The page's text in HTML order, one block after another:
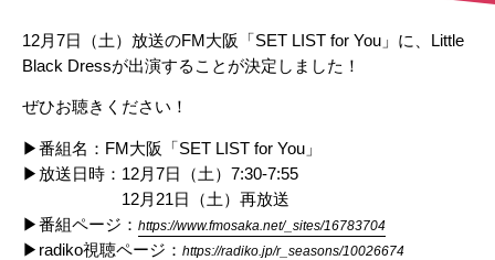
12月7日（土）放送のFM大阪「SET LIST for You」に、Little
Black Dressが出演することが決定しました！
ぜひお聴きください！
▶︎番組名：FM大阪「SET LIST for You」
▶︎放送日時：12月7日（土）7:30-7:55
12月21日（土）再放送
▶︎番組ページ： https://www.fmosaka.net/_sites/16783704
▶︎radiko視聴ページ： https://radiko.jp/r_seasons/10026674